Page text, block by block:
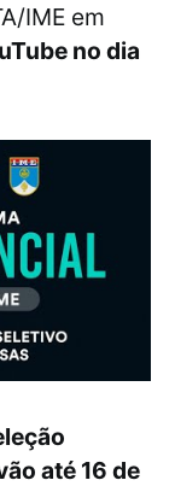
IME em
no dia
até 16 de